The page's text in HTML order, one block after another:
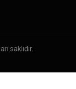
saklıdır.